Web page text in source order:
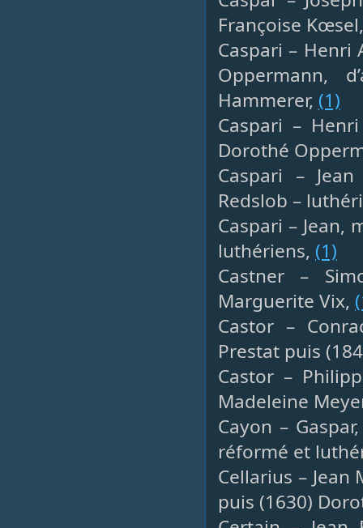
Françoise
Caspari – Henri
Oppermann,
Hammerer, (1)
Caspari –
Dorothé
Caspari –
Redslob –
Caspari – Jean,
luthériens, (1)
Castner –
Marguerite Vix,
Castor –
Prestat puis
Castor –
Madeleine
Cayon –
réformé et
Cellarius –
puis (1630)